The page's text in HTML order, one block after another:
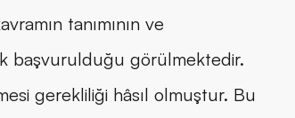
tanımının ve
başvurulduğu görülmektedir.
gerekliliği hâsıl olmuştur. Bu